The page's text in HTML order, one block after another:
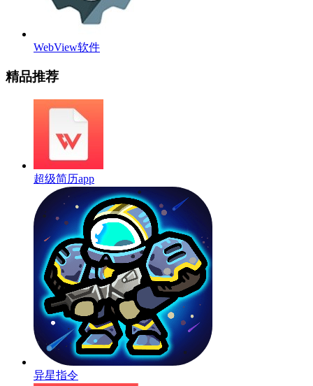
WebView软件
精品推荐
超级简历app
异星指令